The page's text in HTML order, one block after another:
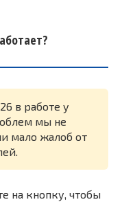
в работе у
мы не
мало жалоб от
на кнопку, чтобы